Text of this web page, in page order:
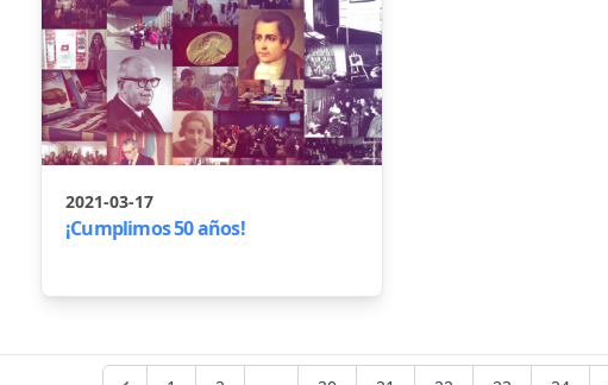
2021-03-17
¡Cumplimos 50 años!